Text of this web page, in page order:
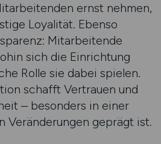
ernst nehmen,
Loyalität. Ebenso
Mitarbeitende
sich die Einrichtung
Rolle sie dabei spielen.
schafft Vertrauen und
– besonders in einer
Veränderungen geprägt ist.